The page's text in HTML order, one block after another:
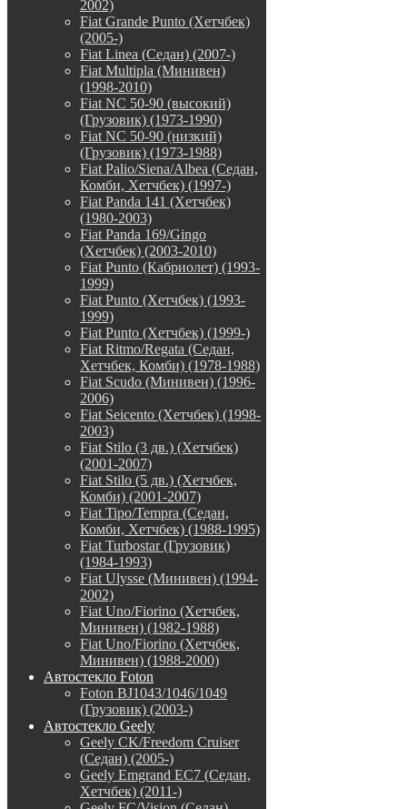
2002)
Fiat Grande Punto (Хетчбек)
(2005-)
Fiat Linea (Седан) (2007-)
Fiat Multipla (Минивен)
(1998-2010)
Fiat NC 50-90 (высокий)
(Грузовик) (1973-1990)
Fiat NC 50-90 (низкий)
(Грузовик) (1973-1988)
Fiat Palio/Siena/Albea (Седан,
Комби, Хетчбек) (1997-)
Fiat Panda 141 (Хетчбек)
(1980-2003)
Fiat Panda 169/Gingo
(Хетчбек) (2003-2010)
Fiat Punto (Кабриолет) (1993-
1999)
Fiat Punto (Хетчбек) (1993-
1999)
Fiat Punto (Хетчбек) (1999-)
Fiat Ritmo/Regata (Седан,
Хетчбек, Комби) (1978-1988)
Fiat Scudo (Минивен) (1996-
2006)
Fiat Seicento (Хетчбек) (1998-
2003)
Fiat Stilo (3 дв.) (Хетчбек)
(2001-2007)
Fiat Stilo (5 дв.) (Хетчбек,
Комби) (2001-2007)
Fiat Tipo/Tempra (Седан,
Комби, Хетчбек) (1988-1995)
Fiat Turbostar (Грузовик)
(1984-1993)
Fiat Ulysse (Минивен) (1994-
2002)
Fiat Uno/Fiorino (Хетчбек,
Минивен) (1982-1988)
Fiat Uno/Fiorino (Хетчбек,
Минивен) (1988-2000)
Автостекло Foton
Foton BJ1043/1046/1049
(Грузовик) (2003-)
Автостекло Geely
Geely CK/Freedom Cruiser
(Седан) (2005-)
Geely Emgrand EC7 (Седан,
Хетчбек) (2011-)